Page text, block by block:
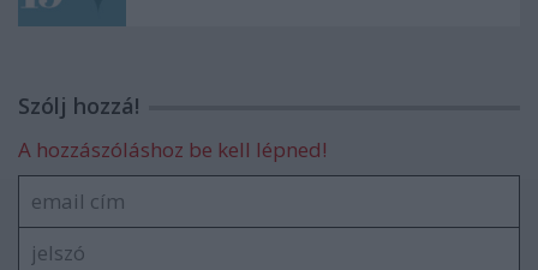
Szólj hozzá!
A hozzászóláshoz be kell lépned!